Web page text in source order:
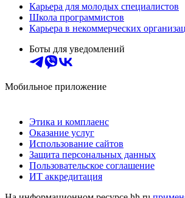
Карьера для молодых специалистов
Школа программистов
Карьера в некоммерческих
Боты для уведомлений
Мобильное приложение
Этика и комплаенс
Оказание услуг
Использование сайтов
Защита персональных данных
Пользовательское соглашение
ИТ аккредитация